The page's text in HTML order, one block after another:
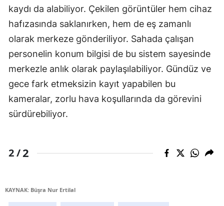
kaydı da alabiliyor. Çekilen görüntüler hem cihaz
hafızasında saklanırken, hem de eş zamanlı
olarak merkeze gönderiliyor. Sahada çalışan
personelin konum bilgisi de bu sistem sayesinde
merkezle anlık olarak paylaşılabiliyor. Gündüz ve
gece fark etmeksizin kayıt yapabilen bu
kameralar, zorlu hava koşullarında da görevini
sürdürebiliyor.
2 /2
KAYNAK: Büşra Nur Ertilal